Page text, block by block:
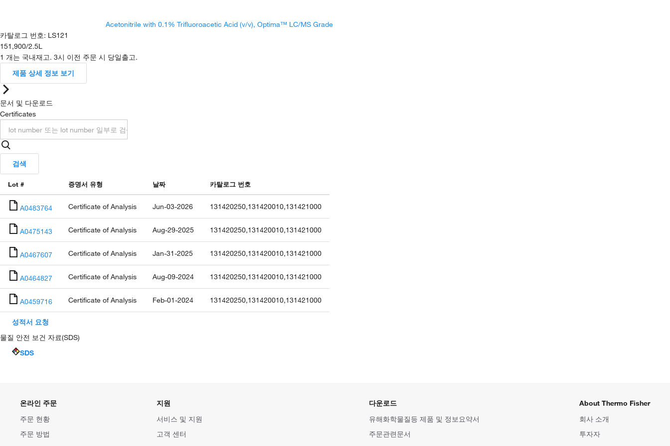
Acetonitrile with 0.1% Trifluoroacetic Acid (v/v), Optima™ LC/MS Grade
카탈로그 번호: LS121
151,900/2.5L
1 개는 국내재고. 3시 이전 주문 시 당일출고.
제품 상세 정보 보기
문서 및 다운로드
Certificates
검색
Lot # 증명서 유형 날짜 카탈로그 번호
A0483764 Certificate of Analysis Jun-03-2026 131420250,131420010,131421000
A0475143 Certificate of Analysis Aug-29-2025 131420250,131420010,131421000
A0467607 Certificate of Analysis Jan-31-2025 131420250,131420010,131421000
A0464827 Certificate of Analysis Aug-09-2024 131420250,131420010,131421000
A0459716 Certificate of Analysis Feb-01-2024 131420250,131420010,131421000
성적서 요청
물질 안전 보건 자료(SDS)
SDS
온라인 주문
주문 현황
주문 방법
지원
서비스 및 지원
고객 센터
다운로드
유해화학물질등 제품 및 정보요약서
주문관련문서
About Thermo Fisher
회사 소개
투자자